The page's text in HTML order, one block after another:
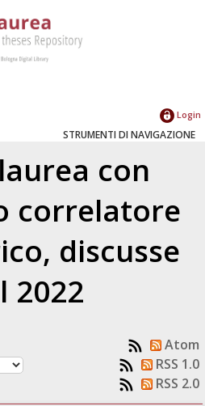
Login
STRUMENTI DI NAVIGAZIONE
con
correlatore
, discusse
2022
Atom
RSS 1.0
RSS 2.0